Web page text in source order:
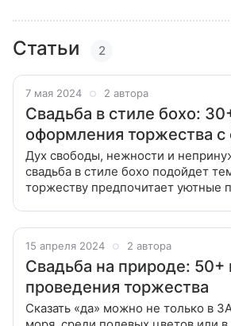
Статьи 2
7 мая 2024 2 автора
Свадьба в стиле бохо:
оформления торжества с
Дух свободы, нежности и
свадьба в стиле бохо подойдет
торжеству предпочитает уютные
15 апреля 2024 2 автора
Свадьба на природе: 50+
проведения торжества
Сказать «да» можно не только в